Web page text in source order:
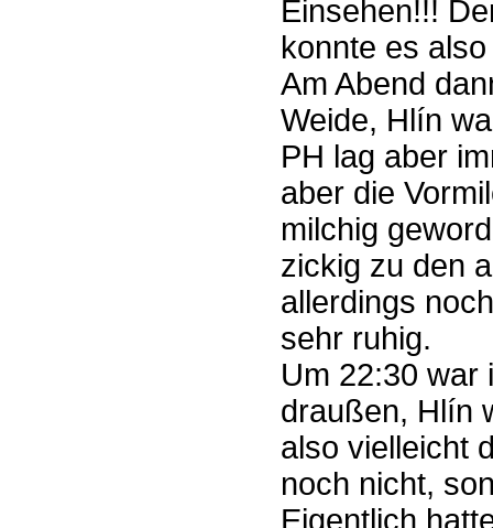
Einsehen!!!
konnte es
Am Abend
Weide, Hlín
PH lag aber
aber die
milchig
zickig zu den
allerdings
sehr ruhig.
Um 22:30 war
draußen, Hlín
also vielleicht
noch nicht,
Eigentlich